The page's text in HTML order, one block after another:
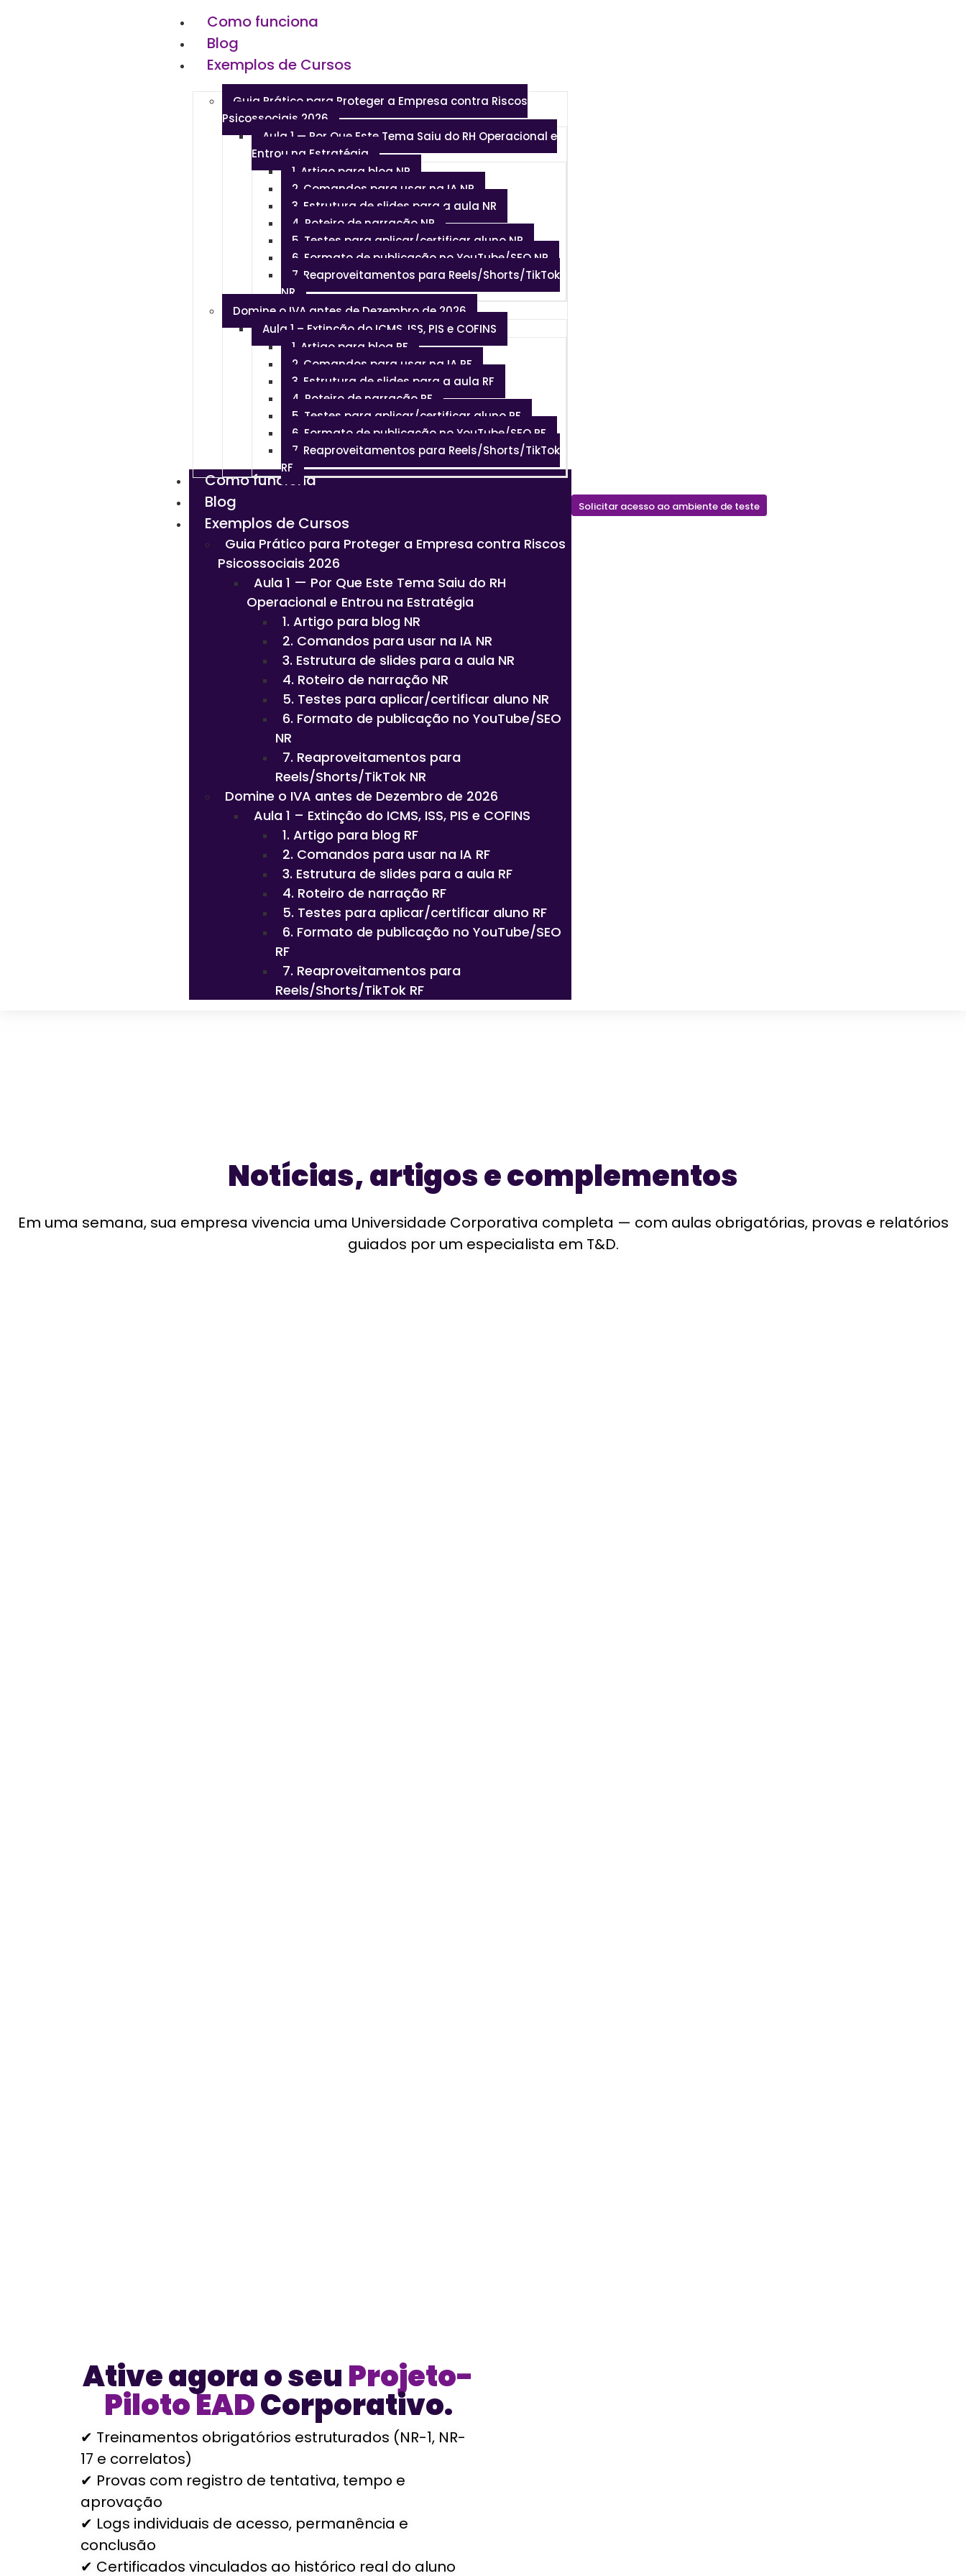
Como funciona
Blog
Exemplos de Cursos
Guia Prático para Proteger a Empresa contra Riscos
Psicossociais 2026
Aula 1 — Por Que Este Tema Saiu do RH Operacional e
Entrou na Estratégia
1. Artigo para blog NR
2. Comandos para usar na IA NR
3. Estrutura de slides para a aula NR
4. Roteiro de narração NR
5. Testes para aplicar/certificar aluno NR
6. Formato de publicação no YouTube/SEO NR
7. Reaproveitamentos para Reels/Shorts/TikTok
NR
Domine o IVA antes de Dezembro de 2026
Aula 1 – Extinção do ICMS, ISS, PIS e COFINS
1. Artigo para blog RF
2. Comandos para usar na IA RF
3. Estrutura de slides para a aula RF
4. Roteiro de narração RF
5. Testes para aplicar/certificar aluno RF
6. Formato de publicação no YouTube/SEO RF
7. Reaproveitamentos para Reels/Shorts/TikTok
RF
Como funciona
Blog
Exemplos de Cursos
Guia Prático para Proteger a Empresa contra Riscos
Psicossociais 2026
Aula 1 — Por Que Este Tema Saiu do RH
Operacional e Entrou na Estratégia
1. Artigo para blog NR
2. Comandos para usar na IA NR
3. Estrutura de slides para a aula NR
4. Roteiro de narração NR
5. Testes para aplicar/certificar aluno NR
6. Formato de publicação no YouTube/SEO
NR
7. Reaproveitamentos para
Reels/Shorts/TikTok NR
Domine o IVA antes de Dezembro de 2026
Aula 1 – Extinção do ICMS, ISS, PIS e COFINS
1. Artigo para blog RF
2. Comandos para usar na IA RF
3. Estrutura de slides para a aula RF
4. Roteiro de narração RF
5. Testes para aplicar/certificar aluno RF
6. Formato de publicação no YouTube/SEO
RF
7. Reaproveitamentos para
Reels/Shorts/TikTok RF
Solicitar acesso ao ambiente de teste
Notícias, artigos e complementos
Em uma semana, sua empresa vivencia uma Universidade Corporativa completa — com aulas obrigatórias, provas e relatórios
guiados por um especialista em T&D.
Ative agora o seuProjeto-
Piloto EADCorporativo.
✔ Treinamentos obrigatórios estruturados (NR-1, NR-
17 e correlatos)
✔ Provas com registro de tentativa, tempo e
aprovação
✔ Logs individuais de acesso, permanência e
conclusão
✔ Certificados vinculados ao histórico real do aluno